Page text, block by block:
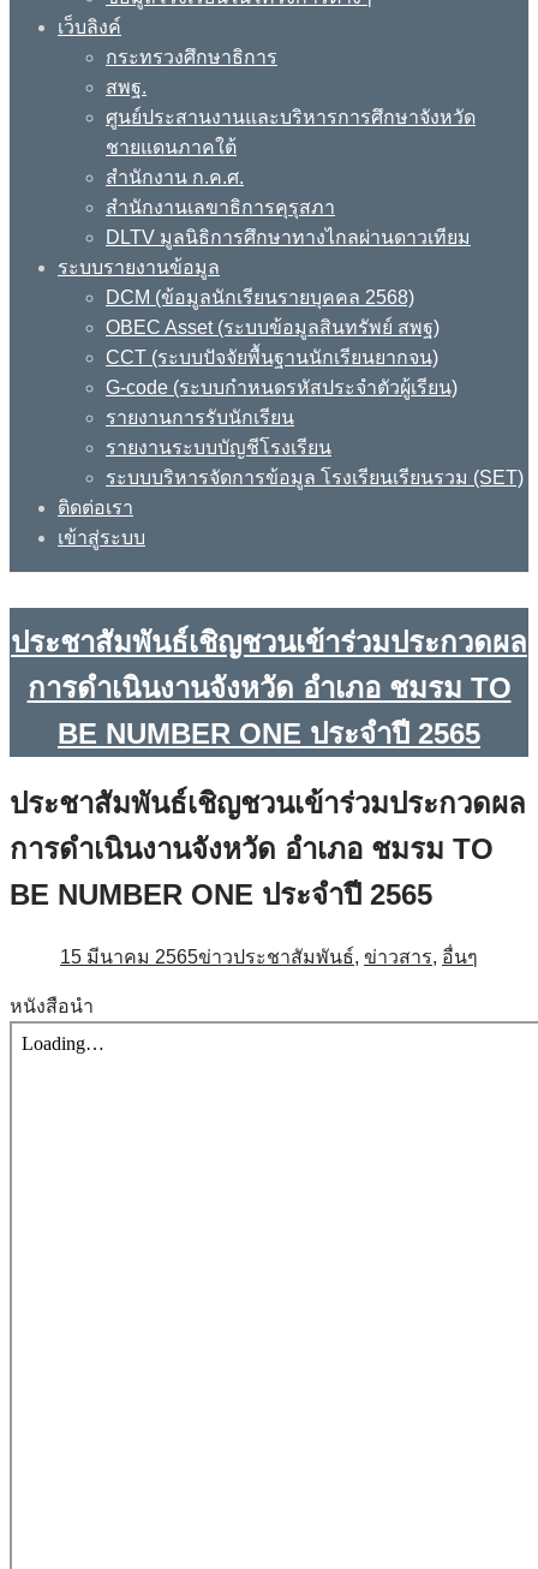
เว็บลิงค์
กระทรวงศึกษาธิการ
สพฐ.
ศูนย์ประสานงานและบริหารการศึกษาจังหวัด
ชายแดนภาคใต้
สำนักงาน ก.ค.ศ.
สำนักงานเลขาธิการคุรุสภา
DLTV มูลนิธิการศึกษาทางไกลผ่านดาวเทียม
ระบบรายงานข้อมูล
DCM (ข้อมูลนักเรียนรายบุคคล 2568)
OBEC Asset (ระบบข้อมูลสินทรัพย์ สพฐ)
CCT (ระบบปัจจัยพื้นฐานนักเรียนยากจน)
G-code (ระบบกำหนดรหัสประจำตัวผู้เรียน)
รายงานการรับนักเรียน
รายงานระบบบัญชีโรงเรียน
ระบบบริหารจัดการข้อมูล โรงเรียนเรียนรวม (SET)
ติดต่อเรา
เข้าสู่ระบบ
ประชาสัมพันธ์เชิญชวนเข้าร่วมประกวดผล
การดำเนินงานจังหวัด อำเภอ ชมรม TO
BE NUMBER ONE ประจำปี 2565
ประชาสัมพันธ์เชิญชวนเข้าร่วมประกวดผล
การดำเนินงานจังหวัด อำเภอ ชมรม TO
BE NUMBER ONE ประจำปี 2565
15 มีนาคม 2565ข่าวประชาสัมพันธ์, ข่าวสาร, อื่นๆ
หนังสือนำ